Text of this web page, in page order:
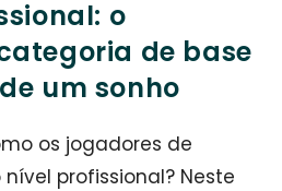
o
de base
um sonho
os jogadores de
profissional? Neste